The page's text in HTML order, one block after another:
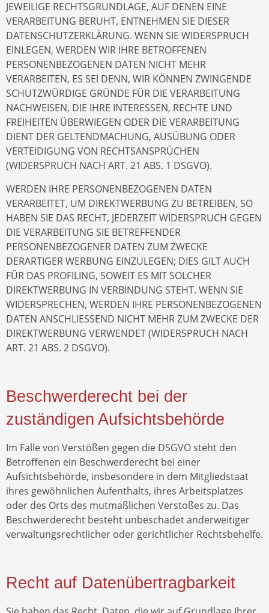
JEWEILIGE RECHTSGRUNDLAGE, AUF DENEN EINE
VERARBEITUNG BERUHT, ENTNEHMEN SIE DIESER
DATENSCHUTZERKLÄRUNG. WENN SIE WIDERSPRUCH
EINLEGEN, WERDEN WIR IHRE BETROFFENEN
PERSONENBEZOGENEN DATEN NICHT MEHR
VERARBEITEN, ES SEI DENN, WIR KÖNNEN ZWINGENDE
SCHUTZWÜRDIGE GRÜNDE FÜR DIE VERARBEITUNG
NACHWEISEN, DIE IHRE INTERESSEN, RECHTE UND
FREIHEITEN ÜBERWIEGEN ODER DIE VERARBEITUNG
DIENT DER GELTENDMACHUNG, AUSÜBUNG ODER
VERTEIDIGUNG VON RECHTSANSPRÜCHEN
(WIDERSPRUCH NACH ART. 21 ABS. 1 DSGVO).
WERDEN IHRE PERSONENBEZOGENEN DATEN
VERARBEITET, UM DIREKTWERBUNG ZU BETREIBEN, SO
HABEN SIE DAS RECHT, JEDERZEIT WIDERSPRUCH GEGEN
DIE VERARBEITUNG SIE BETREFFENDER
PERSONENBEZOGENER DATEN ZUM ZWECKE
DERARTIGER WERBUNG EINZULEGEN; DIES GILT AUCH
FÜR DAS PROFILING, SOWEIT ES MIT SOLCHER
DIREKTWERBUNG IN VERBINDUNG STEHT. WENN SIE
WIDERSPRECHEN, WERDEN IHRE PERSONENBEZOGENEN
DATEN ANSCHLIESSEND NICHT MEHR ZUM ZWECKE DER
DIREKTWERBUNG VERWENDET (WIDERSPRUCH NACH
ART. 21 ABS. 2 DSGVO).
Beschwerde­recht bei der
zuständigen Aufsichts­behörde
Im Falle von Verstößen gegen die DSGVO steht den
Betroffenen ein Beschwerderecht bei einer
Aufsichtsbehörde, insbesondere in dem Mitgliedstaat
ihres gewöhnlichen Aufenthalts, ihres Arbeitsplatzes
oder des Orts des mutmaßlichen Verstoßes zu. Das
Beschwerderecht besteht unbeschadet anderweitiger
verwaltungsrechtlicher oder gerichtlicher Rechtsbehelfe.
Recht auf Daten­übertrag­barkeit